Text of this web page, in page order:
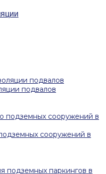
подвалов
сооружений в